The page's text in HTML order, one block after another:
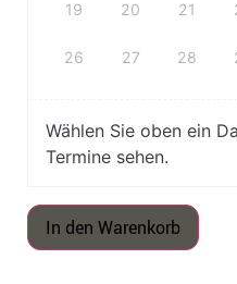
19 20 21
26 27 28
Wählen Sie oben ein
Termine sehen.
In den Warenkorb